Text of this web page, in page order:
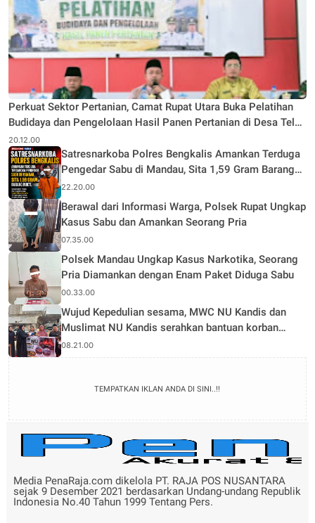
Perkuat Sektor Pertanian, Camat Rupat Utara Buka Pelatihan
Budidaya dan Pengelolaan Hasil Panen Pertanian di Desa Teluk
Rhu
20.12.00
Satresnarkoba Polres Bengkalis Amankan Terduga
Pengedar Sabu di Mandau, Sita 1,59 Gram Barang
Bukti
22.20.00
Berawal dari Informasi Warga, Polsek Rupat Ungkap
Kasus Sabu dan Amankan Seorang Pria
07.35.00
Polsek Mandau Ungkap Kasus Narkotika, Seorang
Pria Diamankan dengan Enam Paket Diduga Sabu
00.33.00
Wujud Kepedulian sesama, MWC NU Kandis dan
Muslimat NU Kandis serahkan bantuan korban
musibah kebakaran
08.21.00
TEMPATKAN IKLAN ANDA DI SINI..!!
Media PenaRaja.com dikelola PT. RAJA POS NUSANTARA
sejak 9 Desember 2021 berdasarkan Undang-undang Republik
Indonesia No.40 Tahun 1999 Tentang Pers.